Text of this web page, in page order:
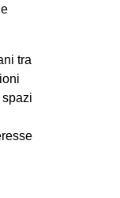
tra